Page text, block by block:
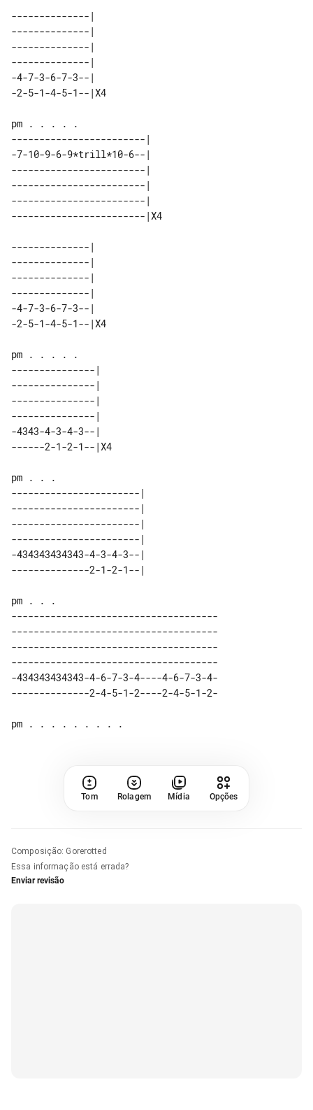
--------------|
--------------|
--------------|
--------------|
-4-7-3-6-7-3--|
------------------------|
-7-10-9-6-9*trill*10-6--|
------------------------|
------------------------|
------------------------|
--------------|
--------------|
--------------|
--------------|
-4-7-3-6-7-3--|
---------------|
---------------|
---------------|
---------------|
-4343-4-3-4-3--|
-----------------------|
-----------------------|
-----------------------|
-----------------------|
-434343434343-4-3-4-3--|
-------------------------------------
-------------------------------------
-------------------------------------
-------------------------------------
-434343434343-4-6-7-3-4----4-6-7-3-4-
Tom Rolagem Mídia Opções
Composição: Gorerotted
Essa informação está errada?
Enviar revisão